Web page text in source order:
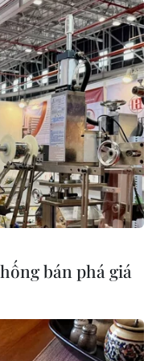
để có điều hành
phòng chống
trình, đảm bảo
Bảo nói.
bán phá giá